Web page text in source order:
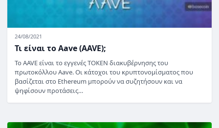
24/08/2021
Τι είναι το Aave (AAVE);
Το AAVE είναι το εγγενές TOKEN διακυβέρνησης του
πρωτοκόλλου Aave. Οι κάτοχοι του κρυπτονομίσματος που
βασίζεται στο Ethereum μπορούν να συζητήσουν και να
ψηφίσουν προτάσεις…